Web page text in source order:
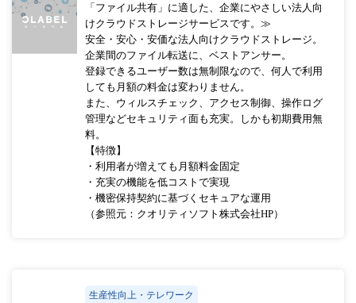
「ファイル共有」に適した、企業にやさしい法人向
けクラウドストレージサービスです。≫
安全・安心・安価な法人向けクラウドストレージ。
企業間のファイル転送に、ベストアンサー。
登録できるユーザー数は無制限なので、何人で利用
しても月額の料金は変わりません。
また、ウィルスチェック、アクセス制御、操作ログ
管理などセキュリティ面も充実。しかも初期費用無
料。
【特徴】
・利用者が増えても月額料金固定
・充実の機能を低コストで実現
・機密保持契約に基づくセキュアな運用
（参照元：クオリティソフト株式会社HP）
生産性向上・テレワーク